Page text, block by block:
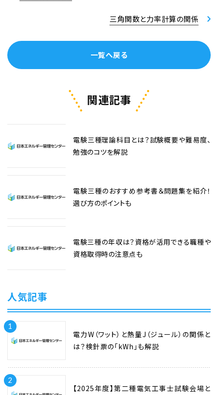
一覧へ戻る
三角関数と力率計算の関係
関連記事
電験三種理論科目とは？試験概要や難易度、
勉強のコツを解説
電験三種のおすすめ参考書＆問題集を紹介！
選び方のポイントも
電験三種の年収は？資格が活用できる職種や
資格取得時の注意点も
人気記事
1
電力W（ワット）と熱量J（ジュール）の関係と
は？検針票の「kWh」も解説
2
【2025年度】第二種電気工事士試験会場と